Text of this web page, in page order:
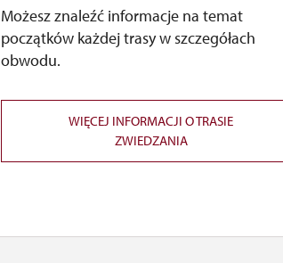
Możesz znaleźć informacje na temat
początków każdej trasy w szczegółach
obwodu.
WIĘCEJ INFORMACJI O TRASIE
ZWIEDZANIA